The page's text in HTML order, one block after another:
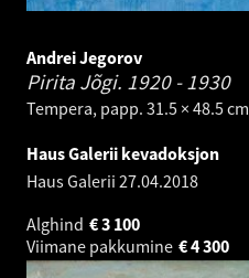
Andrei Jegorov
Pirita Jõgi. 1920 - 1930
Tempera, papp. 31.5 × 48.5 cm
Haus Galerii kevadoksjon
Haus Galerii 27.04.2018
Alghind
3 100
€
Viimane pakkumine
4 300
€